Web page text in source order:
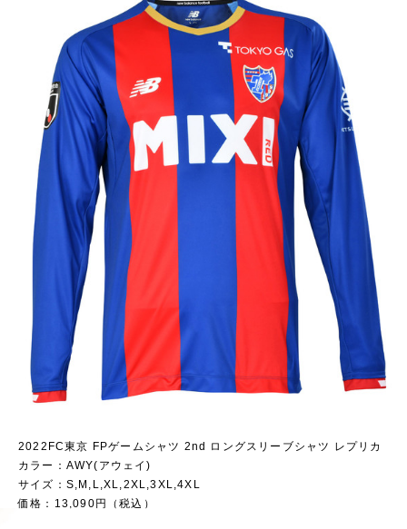
2022FC東京 FPゲームシャツ 2nd ロングスリーブシャツ レプリカ
カラー：AWY(アウェイ)
サイズ：S,M,L,XL,2XL,3XL,4XL
価格：13,090円（税込）